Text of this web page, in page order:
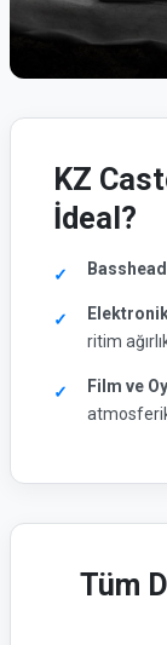
KZ
İdeal?
ritim
Film ve
Tüm